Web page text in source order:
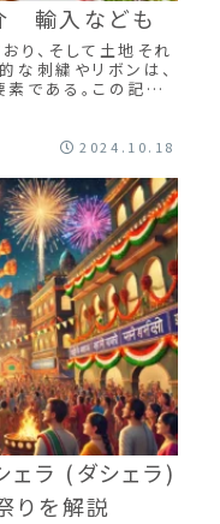
輸入なども
り、そして土地それ
な刺繍やリボンは、
である。この記事
2024.10.18
ラ (ダシェラ)
りを解説